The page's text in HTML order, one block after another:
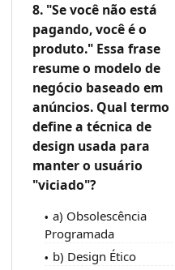
8. "Se você não está
pagando, você é o
produto." Essa frase
resume o modelo de
negócio baseado em
anúncios. Qual termo
define a técnica de
design usada para
manter o usuário
"viciado"?
a) Obsolescência
Programada
b) Design Ético